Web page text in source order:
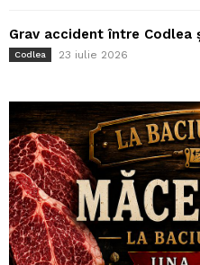
Grav accident între Codlea
Codlea 23 iulie 2026